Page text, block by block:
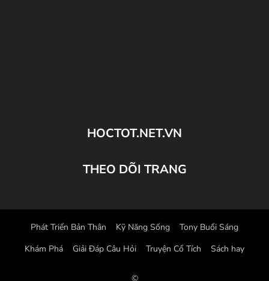
HOCTOT.NET.VN
THEO DÕI TRANG
Phát Triển Bản Thân Kỹ Năng Sống
Tony Buổi Sáng
Khám Phá
Giải Đáp Câu Hỏi Truyện Cổ Tích Sách hay
©